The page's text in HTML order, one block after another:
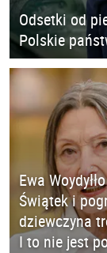
Odsetki od
Polskie
Ewa
Świątek i
dziewczyna
I to nie jest